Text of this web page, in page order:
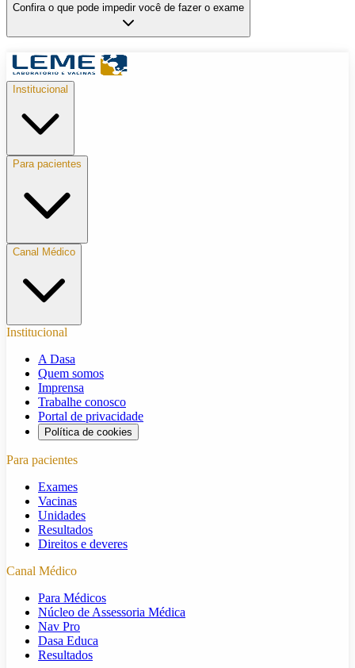
Confira o que pode impedir você de fazer o exame
Institucional
Para pacientes
Canal Médico
Institucional
A Dasa
Quem somos
Imprensa
Trabalhe conosco
Portal de privacidade
Política de cookies
Para pacientes
Exames
Vacinas
Unidades
Resultados
Direitos e deveres
Canal Médico
Para Médicos
Núcleo de Assessoria Médica
Nav Pro
Dasa Educa
Resultados